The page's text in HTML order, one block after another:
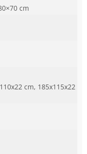
cm
cm, 185x115x22